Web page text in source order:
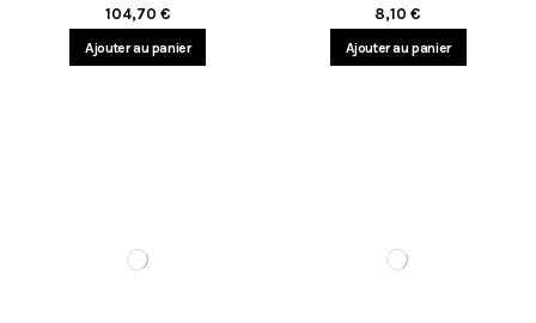
104,70 €
Ajouter au panier
8,10 €
Ajouter au panier